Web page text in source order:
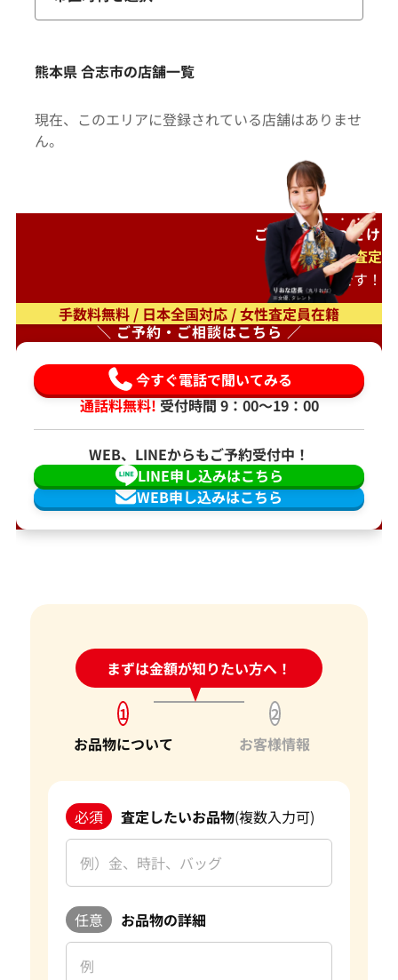
熊本県 合志市の店舗一覧
現在、このエリアに登録されている店舗はありませ
ん。
ご自宅で待つだけ
出張査定
もオススメです！
手数料無料 / 日本全国対応 / 女性査定員在籍
＼ ご予約・ご相談はこちら ／
今すぐ電話で聞いてみる
通話料無料!受付時間 9：00〜19：00
WEB、LINEからもご予約受付中！
WEB申し込みはこちら
LINE申し込みはこちら
まずは金額が知りたい方へ！
24時間受付中!問い合わせフォーム
1
お品物について
2
お客様情報
必須 査定したいお品物(複数入力可)
任意 お品物の詳細